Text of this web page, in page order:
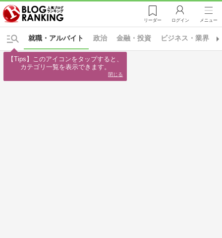
リーダー ログイン メニュー
政治 金融・投資 ビジネス・業界
就職・アルバイト
【Tips】このアイコンをタップすると、
カテゴリ一覧を表示できます。
閉じる